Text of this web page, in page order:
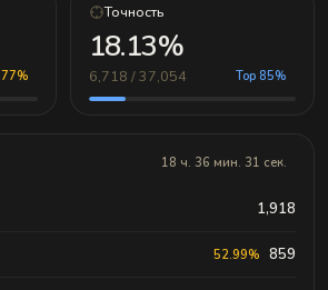
Точность
18.13%
6,718 / 37,054 Top 85%
18 ч. 36 мин. 31 сек.
1,918
52.99% 859